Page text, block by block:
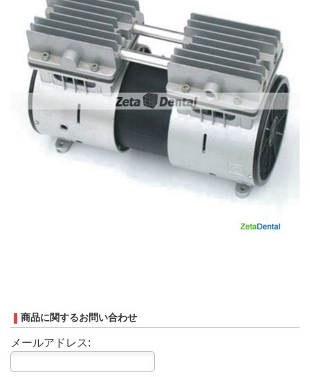
商品に関するお問い合わせ
メールアドレス: